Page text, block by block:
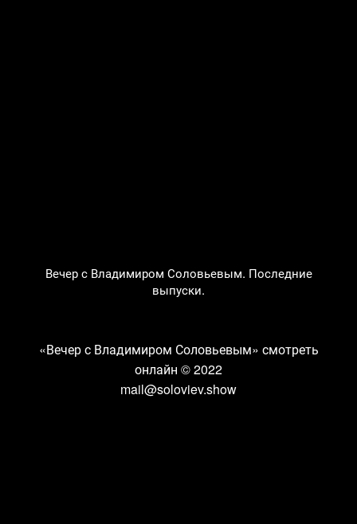
Вечер с Владимиром Соловьевым. Последние
выпуски.
«Вечер с Владимиром Соловьевым» смотреть
онлайн © 2022
mail@soloviev.show